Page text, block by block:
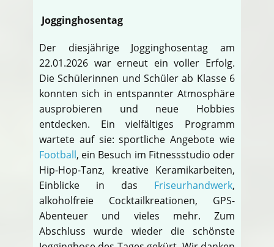
Jogginghosentag
Der diesjährige Jogginghosentag am
22.01.2026 war erneut ein voller Erfolg.
Die Schülerinnen und Schüler ab Klasse 6
konnten sich in entspannter Atmosphäre
ausprobieren und neue Hobbies
entdecken. Ein vielfältiges Programm
wartete auf sie: sportliche Angebote wie
Football, ein Besuch im Fitnessstudio oder
Hip-Hop-Tanz, kreative Keramikarbeiten,
Einblicke in das Friseurhandwerk,
alkoholfreie Cocktailkreationen, GPS-
Abenteuer und vieles mehr. Zum
Abschluss wurde wieder die schönste